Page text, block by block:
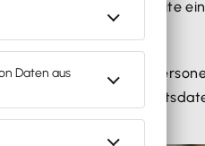
Besucher seiner Website
Verarbeitung von
Kontaktdaten,